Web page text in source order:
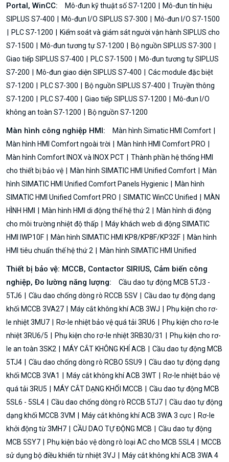
Portal, WinCC:
Mô-đun kỹ thuật số S7-1200
Mô-đun tín hiệu
SIPLUS S7-400
Mô-đun I/O SIPLUS S7-300
Mô-đun I/O S7-1500
PLC S7-1200
Kiểm soát và giám sát người vận hành SIPLUS cho
S7-1500
Mô-đun tương tự S7-1200
Bộ nguồn SIPLUS S7-300
Giao tiếp SIPLUS S7-400
PLC S7-1500
Mô-đun tương tự SIPLUS
S7-200
Mô-đun giao diện SIPLUS S7-400
Các module đặc biệt
S7-1200
PLC S7-300 Bộ nguồn SIPLUS S7-400
Truyền thông
S7-1200
PLC S7-400 Giao tiếp SIPLUS S7-1200
Mô-đun I/O
không an toàn S7-1200
Bộ nguồn S7-1200
Màn hình công nghiệp HMI:
Màn hình Simatic HMI Comfort
Màn hình HMI Comfort ngoài trời
Màn hình HMI Comfort PRO
Màn hình Comfort INOX và INOX PCT
Thành phần hệ thống HMI
cho thiết bị bảo vệ
Màn hình SIMATIC HMI Unified Comfort
Màn
hình SIMATIC HMI Unified Comfort Panels Hygienic
Màn hình
SIMATIC HMI Unified Comfort PRO
SIMATIC WinCC Unified
MÀN
HÌNH HMI
Màn hình HMI di động thế hệ thứ 2
Màn hình di động
cho môi trường nhiệt độ thấp
Máy khách web di động SIMATIC
HMI IWP10F
Màn hình SIMATIC HMI KP8/KP8F/KP32F
Màn hình
HMI tiêu chuẩn thế hệ thứ 2
Màn hình SIMATIC HMI Unified
Thiết bị bảo vệ: MCCB, Contactor SIRIUS, Cảm biến công
nghiệp, Đo lường năng lượng:
Cầu dao tự động MCB 5TJ3 -
5TJ6
Cầu dao chống dòng rò RCCB 5SV
Cầu dao tự động dạng
khối MCCB 3VA27
Máy cắt không khí ACB 3WJ
Phụ kiện cho rơ-
le nhiệt 3MU7
Rơ-le nhiệt bảo vệ quá tải 3RU6
Phụ kiện cho rơ-le
nhiệt 3RU6/5
Phụ kiện cho rơ-le nhiệt 3RB30/31
Phụ kiện cho rơ-
le an toàn 3SK2
MÁY CẮT KHÔNG KHÍ ACB
Cầu dao tự động MCB
5TJ4
Cầu dao chống dòng rò RCBO 5SU9
Cầu dao tự động dạng
khối MCCB 3VA1
Máy cắt không khí ACB 3WT
Rơ-le nhiệt bảo vệ
quá tải 3RU5
MÁY CẮT DẠNG KHỐI MCCB
Cầu dao tự động MCB
5SL6 - 5SL4
Cầu dao chống dòng rò RCCB 5TJ7
Cầu dao tự động
dạng khối MCCB 3VM
Máy cắt không khí ACB 3WA 3 cực
Rơ-le
khởi động từ 3MH7
CẦU DAO TỰ ĐỘNG MCB
Cầu dao tự động
MCB 5SY7
Phụ kiện bảo vệ dòng rò loại AC cho MCB 5SL4
MCCB
sử dụng bộ điều khiển từ nhiệt 3VJ
Máy cắt không khí ACB 3WA 4